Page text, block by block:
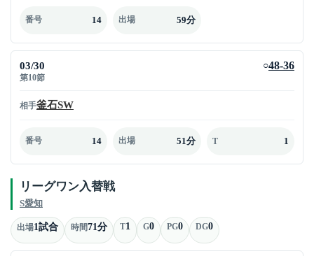
番号 14 出場 59分
03/30
第10節
○48-36
相手釜石SW
番号 14 出場 51分 T 1
リーグワン入替戦
S愛知
出場1試合 時間71分 T1 G0 PG0 DG0